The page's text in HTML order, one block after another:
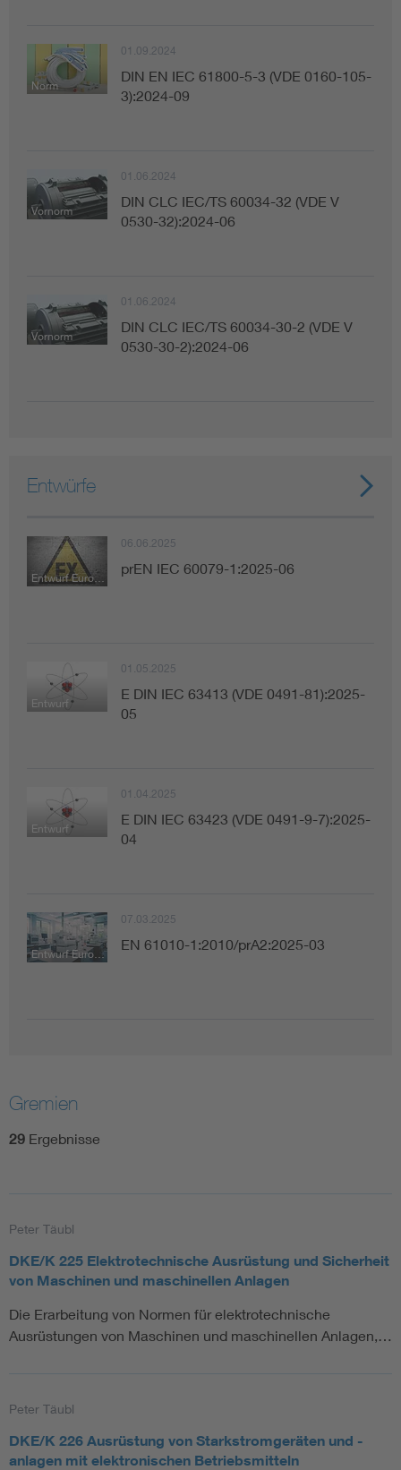
Norm
01.09.2024
DIN EN IEC 61800-5-3 (VDE 0160-105-
3):2024-09
Vornorm
01.06.2024
DIN CLC IEC/TS 60034-32 (VDE V
0530-32):2024-06
Vornorm
01.06.2024
DIN CLC IEC/TS 60034-30-2 (VDE V
0530-30-2):2024-06
Entwürfe
06.06.2025
prEN IEC 60079-1:2025-06
Entwurf
01.05.2025
E DIN IEC 63413 (VDE 0491-81):2025-
05
Entwurf
01.04.2025
E DIN IEC 63423 (VDE 0491-9-7):2025-
04
Entwurf Europäische Norm
07.03.2025
EN 61010-1:2010/prA2:2025-03
Gremien
29 Ergebnisse
Peter Täubl
DKE/K 225 Elektrotechnische Ausrüstung und Sicherheit
von Maschinen und maschinellen Anlagen
Die Erarbeitung von Normen für elektrotechnische
Ausrüstungen von Maschinen und maschinellen Anlagen,…
Peter Täubl
DKE/K 226 Ausrüstung von Starkstromgeräten und -
anlagen mit elektronischen Betriebsmitteln